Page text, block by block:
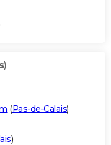
(Pas-de-Calais)
)